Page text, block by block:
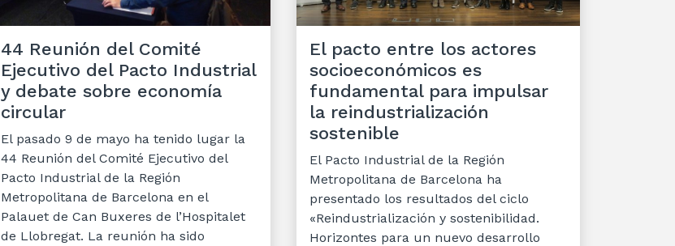
44 Reunión del Comité
Ejecutivo del Pacto Industrial
y debate sobre economía
circular
El pasado 9 de mayo ha tenido lugar la
44 Reunión del Comité Ejecutivo del
Pacto Industrial de la Región
Metropolitana de Barcelona en el
Palauet de Can Buxeres de l’Hospitalet
de Llobregat. La reunión ha sido
El pacto entre los actores
socioeconómicos es
fundamental para impulsar
la reindustrialización
sostenible
El Pacto Industrial de la Región
Metropolitana de Barcelona ha
presentado los resultados del ciclo
«Reindustrialización y sostenibilidad.
Horizontes para un nuevo desarrollo